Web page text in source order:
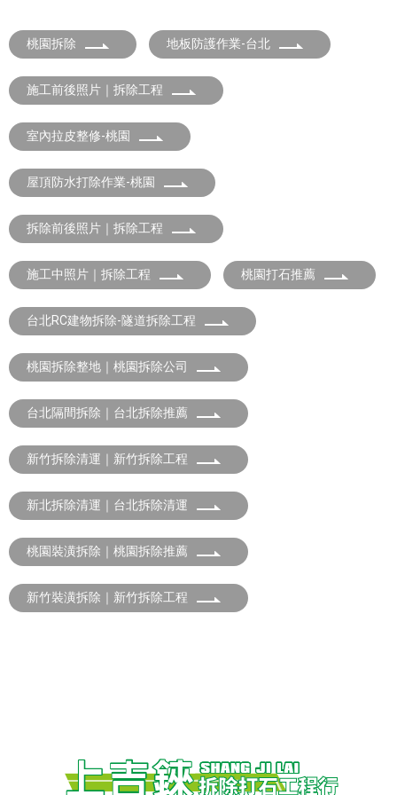
桃園拆除 地板防護作業-台北
施工前後照片｜拆除工程
室內拉皮整修-桃園
屋頂防水打除作業-桃園
拆除前後照片｜拆除工程
施工中照片｜拆除工程 桃園打石推薦
台北RC建物拆除-隧道拆除工程
桃園拆除整地｜桃園拆除公司
台北隔間拆除｜台北拆除推薦
新竹拆除清運｜新竹拆除工程
新北拆除清運｜台北拆除清運
桃園裝潢拆除｜桃園拆除推薦
新竹裝潢拆除｜新竹拆除工程